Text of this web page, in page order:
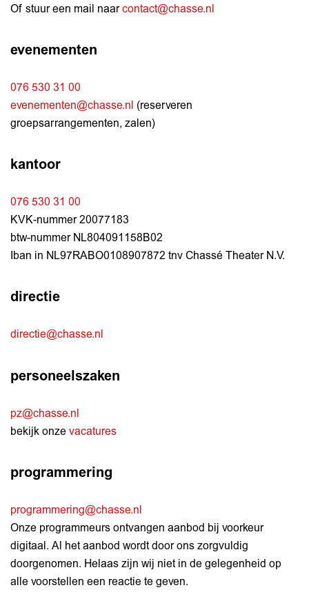
Of stuur een mail naarcontact@chasse.nl
evenementen
076 530 31 00
evenementen@chasse.nl (reserveren
groepsarrangementen, zalen)
kantoor
076 530 31 00
KVK-nummer 20077183
btw-nummer NL804091158B02
Iban in NL97RABO0108907872 tnv Chassé Theater N.V.
directie
directie@chasse.nl
personeelszaken
pz@chasse.nl
bekijk onze vacatures
programmering
programmering@chasse.nl
Onze programmeurs ontvangen aanbod bij voorkeur
digitaal. Al het aanbod wordt door ons zorgvuldig
doorgenomen. Helaas zijn wij niet in de gelegenheid op
alle voorstellen een reactie te geven.